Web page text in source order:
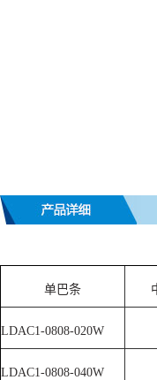
单巴条
LDAC1-0808-020W
LDAC1-0808-040W